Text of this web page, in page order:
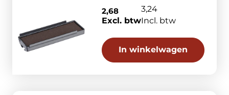
2,68
Excl. btw
3,24
Incl. btw
In winkelwagen